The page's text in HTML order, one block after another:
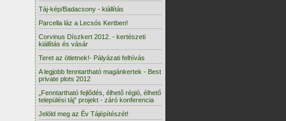
Táj-kép/Badacsony - kiállítás
Parcella láz a Lecsós Kertben!
Corvinus Díszkert 2012. - kertészeti
kiállítás és vásár
Teret az ötletnek!- Pályázati felhívás
A legjobb fenntartható magánkertek - Best
private plots 2012
„Fenntartható fejlődés, élhető régió, élhető
települési táj” projekt - záró konferencia
Jelöld meg az Év Tájépítészét!